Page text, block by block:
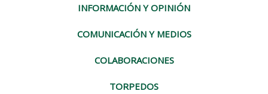
INFORMACIÓN Y OPINIÓN
COMUNICACIÓN Y MEDIOS
COLABORACIONES
TORPEDOS